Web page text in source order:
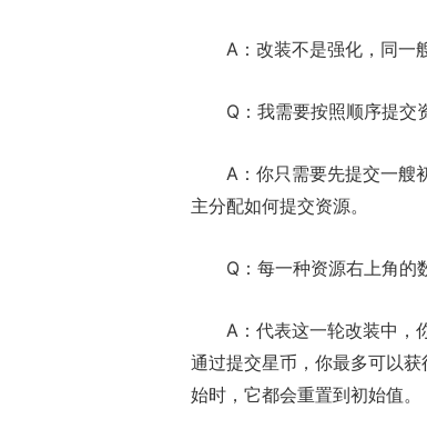
A：改装不是强化，同一
Q：我需要按照顺序提交
A：你只需要先提交一艘
主分配如何提交资源。
Q：每一种资源右上角的
A：代表这一轮改装中，
通过提交星币，你最多可以
始时，它都会重置到初始值。